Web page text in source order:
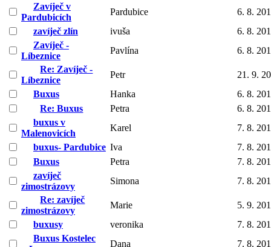
Zavíječ v
Pardubicích
Pardubice
6. 8.
zavíječ zlín
ivuša
6. 8.
Zavíječ -
Líbeznice
Pavlína
6. 8.
Re: Zavíječ -
Líbeznice
Petr
21. 9.
Buxus
Hanka
6. 8.
Re: Buxus
Petra
6. 8.
buxus v
Malenovicích
Karel
7. 8.
buxus- Pardubice Iva
7. 8.
Buxus
Petra
7. 8.
zavíječ
zimostrázovy
Simona
7. 8.
Re: zavíječ
zimostrázovy
Marie
5. 9.
buxusy
veronika
7. 8.
Buxus Kostelec
Dana 7. 8.